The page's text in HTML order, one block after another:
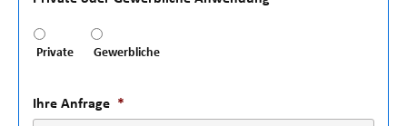
Private Gewerbliche
Ihre Anfrage *